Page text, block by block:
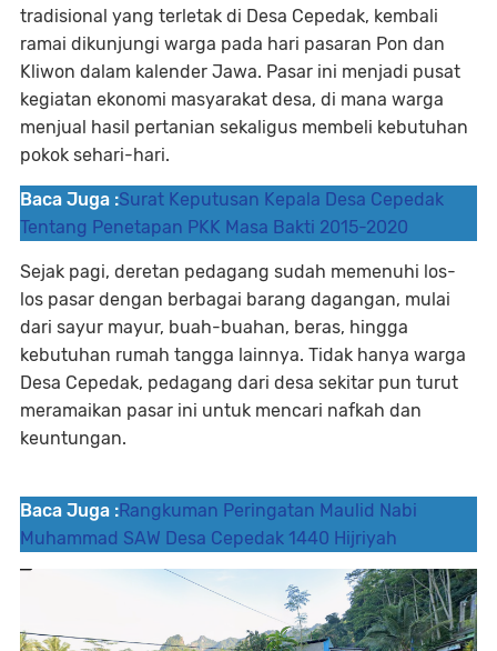
tradisional yang terletak di Desa Cepedak, kembali
ramai dikunjungi warga pada hari pasaran Pon dan
Kliwon dalam kalender Jawa. Pasar ini menjadi pusat
kegiatan ekonomi masyarakat desa, di mana warga
menjual hasil pertanian sekaligus membeli kebutuhan
pokok sehari-hari.
Baca Juga :Surat Keputusan Kepala Desa Cepedak
Tentang Penetapan PKK Masa Bakti 2015-2020
Sejak pagi, deretan pedagang sudah memenuhi los-
los pasar dengan berbagai barang dagangan, mulai
dari sayur mayur, buah-buahan, beras, hingga
kebutuhan rumah tangga lainnya. Tidak hanya warga
Desa Cepedak, pedagang dari desa sekitar pun turut
meramaikan pasar ini untuk mencari nafkah dan
keuntungan.
Baca Juga :Rangkuman Peringatan Maulid Nabi
Muhammad SAW Desa Cepedak 1440 Hijriyah